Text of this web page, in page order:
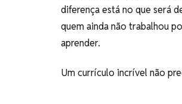
diferença está no que será
quem ainda não trabalhou
aprender.
Um currículo incrível não